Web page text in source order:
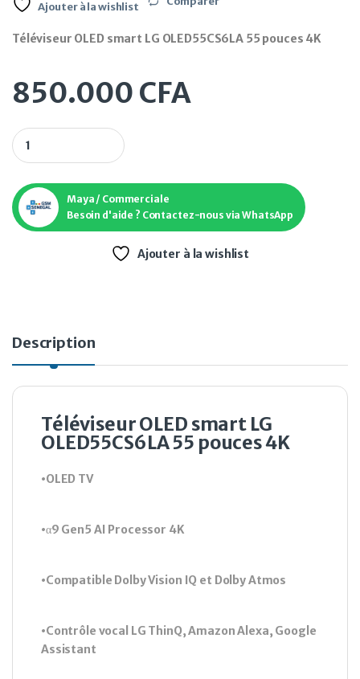
Ajouter à la wishlist
Téléviseur OLED smart LG OLED55CS6LA 55 pouces 4K
850.000 CFA
Téléviseur OLED smart LG OLED55CS6LA 55 pouces 4K
Maya / Commerciale
Besoin d'aide ? Contactez-nous via WhatsApp
Ajouter à la wishlist
Description
Téléviseur OLED smart LG
OLED55CS6LA 55 pouces 4K
•OLED TV
•α9 Gen5 AI Processor 4K
•Compatible Dolby Vision IQ et Dolby Atmos
•Contrôle vocal LG ThinQ, Amazon Alexa, Google
Assistant